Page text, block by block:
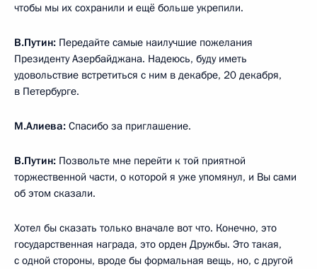
чтобы мы их сохранили и ещё больше укрепили.
В.Путин: Передайте самые наилучшие пожелания
Президенту Азербайджана. Надеюсь, буду иметь
удовольствие встретиться с ним в декабре, 20 декабря,
в Петербурге.
М.Алиева: Спасибо за приглашение.
В.Путин: Позвольте мне перейти к той приятной
торжественной части, о которой я уже упомянул, и Вы сами
об этом сказали.
Хотел бы сказать только вначале вот что. Конечно, это
государственная награда, это орден Дружбы. Это такая,
с одной стороны, вроде бы формальная вещь, но, с другой